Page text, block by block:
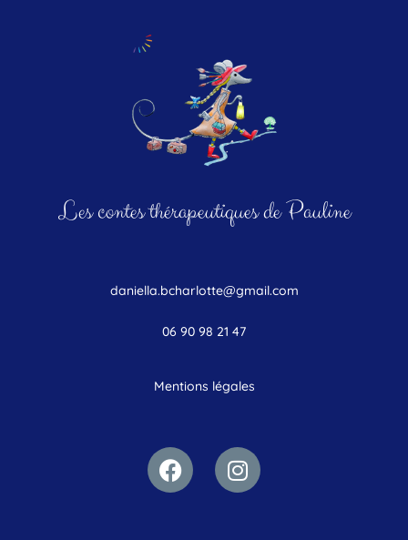
Les contes thérapeutiques de Pauline
daniella.bcharlotte@gmail.com
06 90 98 21 47
Mentions légales